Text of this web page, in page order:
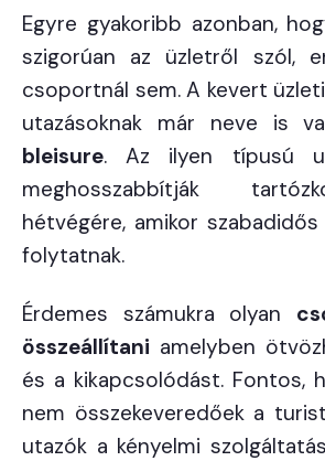
Egyre gyakoribb azonban,
szigorúan az üzletről szól,
csoportnál sem. A kevert
utazásoknak már neve is
bleisure. Az ilyen típusú
meghosszabbítják
hétvégére, amikor
folytatnak.
Érdemes számukra olyan
összeállítani amelyben
és a kikapcsolódást. Fontos,
nem összekeveredőek a
utazók a kényelmi